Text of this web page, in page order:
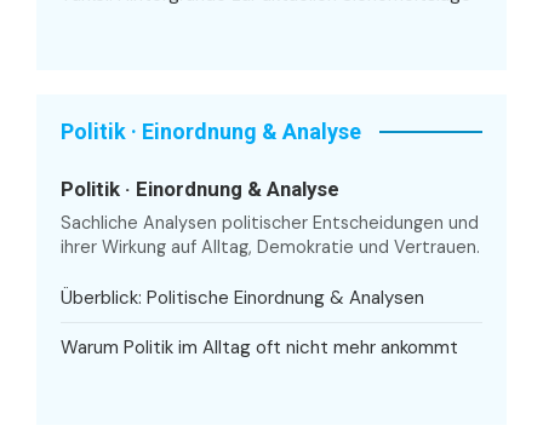
Politik · Einordnung & Analyse
Politik · Einordnung & Analyse
Sachliche Analysen politischer Entscheidungen und
ihrer Wirkung auf Alltag, Demokratie und Vertrauen.
Überblick: Politische Einordnung & Analysen
Warum Politik im Alltag oft nicht mehr ankommt